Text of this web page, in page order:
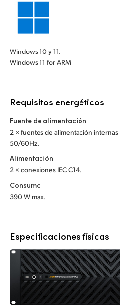
Windows 10 y 11.
Windows 11 for ARM
Requisitos energéticos
Fuente de alimentación
2 × fuentes de alimentación internas
50/60Hz.
Alimentación
2 × conexiones IEC C14.
Consumo
390 W max.
Especificaciones físicas